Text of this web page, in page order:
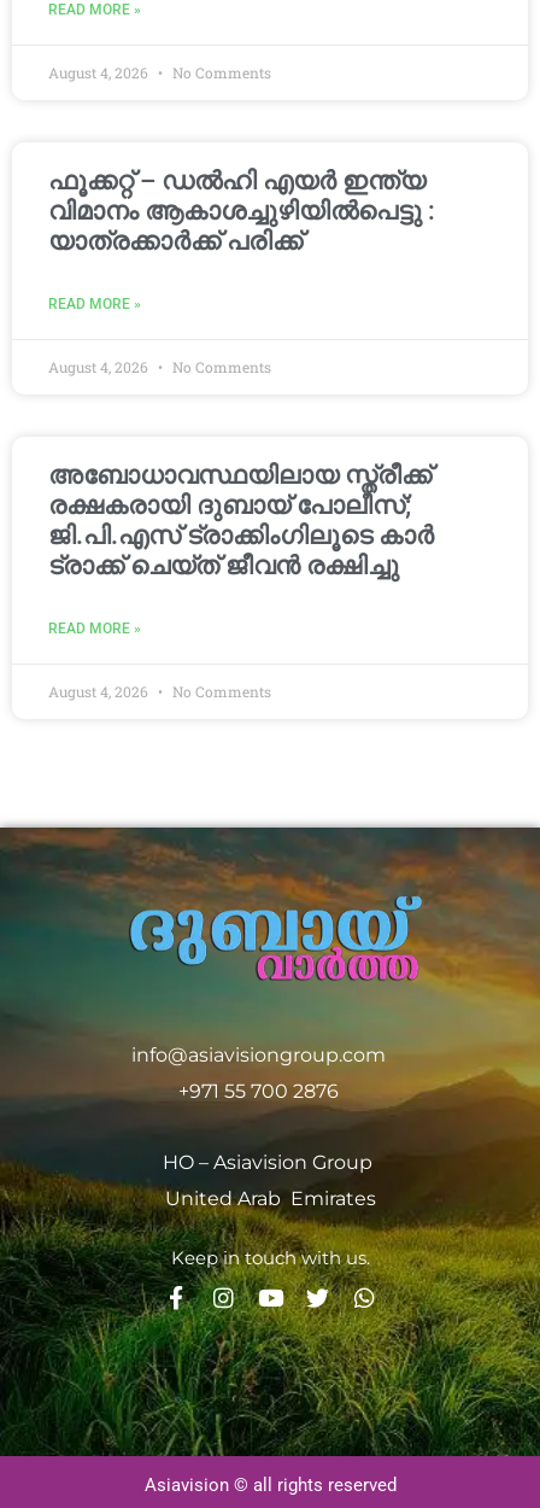
READ MORE »
August 4, 2026 No Comments
ഫൂക്കറ്റ് – ഡൽഹി എയര്‍ ഇന്ത്യ
വിമാനം ആകാശച്ചുഴിയില്‍പെട്ടു :
യാത്രക്കാര്‍ക്ക് പരിക്ക്
READ MORE »
August 4, 2026 No Comments
അബോധാവസ്ഥയിലായ സ്ത്രീക്ക്
രക്ഷകരായി ദുബായ് പോലീസ്;
ജി.പി.എസ് ട്രാക്കിംഗിലൂടെ കാർ
ട്രാക്ക് ചെയ്ത് ജീവൻ രക്ഷിച്ചു
READ MORE »
August 4, 2026 No Comments
info@asiavisiongroup.com
+971 55 700 2876
HO – Asiavision Group
United Arab Emirates
Keep in touch with us.
Asiavision © all rights reserved